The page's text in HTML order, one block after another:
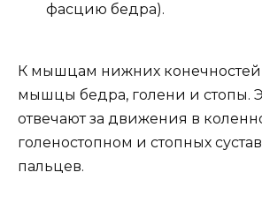
фасцию бедра).
К мышцам нижних конечностей
мышцы бедра, голени и стопы.
отвечают за движения в
голеностопном и стопных
пальцев.